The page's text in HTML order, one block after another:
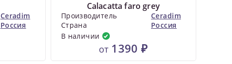
Ceradim
Россия
Calacatta faro grey
Производитель
Ceradim
Страна
Россия
В наличии
от 1390 ₽